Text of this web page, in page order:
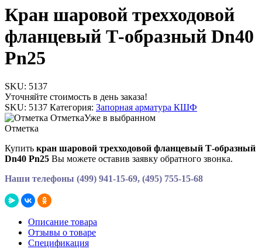
Кран шаровой трехходовой
фланцевый Т-образный Dn40
Pn25
SKU: 5137
Уточняйте стоимость в день заказа!
SKU: 5137 Категория: Запорная арматура КШФ
ОтметкаУже в выбранном
Отметка
Купить кран шаровой трехходовой фланцевый Т-образный
Dn40 Pn25 Вы можете оставив заявку обратного звонка.
Наши телефоны (499) 941-15-69, (495) 755-15-68
Описание товара
Отзывы о товаре
Спецификация